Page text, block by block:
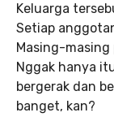
Keluarga
Setiap
Masing-
Nggak hanya
bergerak dan
banget, kan?